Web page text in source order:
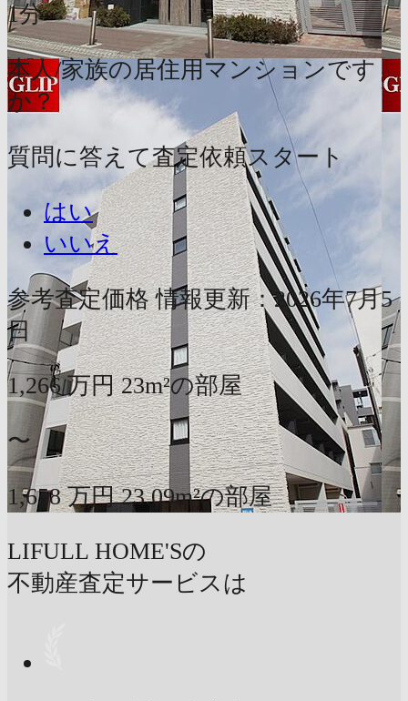
1分
本人/家族の居住用マンションです
か？
質問に答えて査定依頼スタート
はい
いいえ
参考査定価格 情報更新：2026年7月5
日
1,266 万円 23m²の部屋
〜
1,658 万円 23.09m²の部屋
LIFULL HOME'Sの
不動産査定サービスは